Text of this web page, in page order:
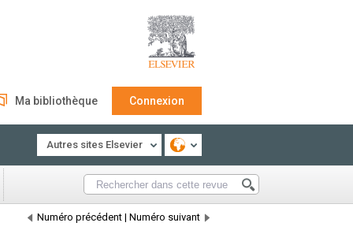
Ma bibliothèque Connexion
Autres sites Elsevier
Numéro précédent | Numéro suivant